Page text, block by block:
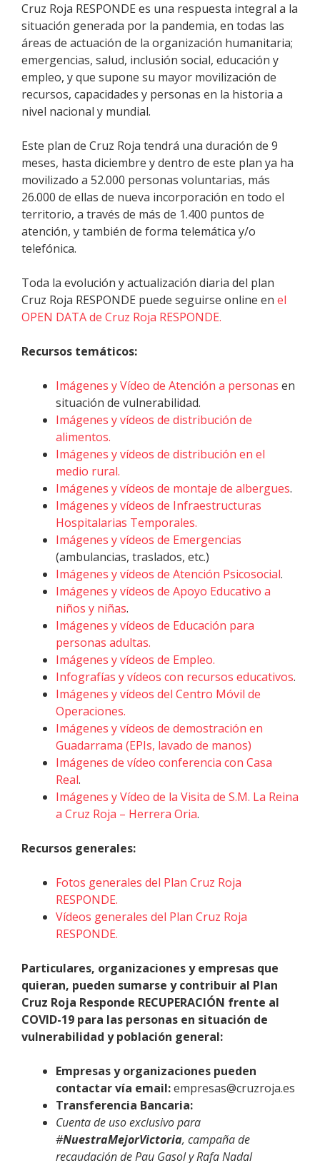
Cruz Roja RESPONDE es una respuesta integral a la
situación generada por la pandemia, en todas las
áreas de actuación de la organización humanitaria;
emergencias, salud, inclusión social, educación y
empleo, y que supone su mayor movilización de
recursos, capacidades y personas en la historia a
nivel nacional y mundial.
Este plan de Cruz Roja tendrá una duración de 9
meses, hasta diciembre y dentro de este plan ya ha
movilizado a 52.000 personas voluntarias, más
26.000 de ellas de nueva incorporación en todo el
territorio, a través de más de 1.400 puntos de
atención, y también de forma telemática y/o
telefónica.
Toda la evolución y actualización diaria del plan
Cruz Roja RESPONDE puede seguirse online en el
OPEN DATA de Cruz Roja RESPONDE.
Recursos temáticos:
Imágenes y Vídeo de Atención a personas en
situación de vulnerabilidad.
Imágenes y vídeos de distribución de
alimentos.
Imágenes y vídeos de distribución en el
medio rural.
Imágenes y vídeos de montaje de albergues.
Imágenes y vídeos de Infraestructuras
Hospitalarias Temporales.
Imágenes y vídeos de Emergencias
(ambulancias, traslados, etc.)
Imágenes y vídeos de Atención Psicosocial.
Imágenes y vídeos de Apoyo Educativo a
niños y niñas.
Imágenes y vídeos de Educación para
personas adultas.
Imágenes y vídeos de Empleo.
Infografías y vídeos con recursos educativos.
Imágenes y vídeos del Centro Móvil de
Operaciones.
Imágenes y vídeos de demostración en
Guadarrama (EPIs, lavado de manos)
Imágenes de vídeo conferencia con Casa
Real.
Imágenes y Vídeo de la Visita de S.M. La Reina
a Cruz Roja – Herrera Oria.
Recursos generales:
Fotos generales del Plan Cruz Roja
RESPONDE.
Vídeos generales del Plan Cruz Roja
RESPONDE.
Particulares, organizaciones y empresas que
quieran, pueden sumarse y contribuir al Plan
Cruz Roja Responde RECUPERACIÓN frente al
COVID-19 para las personas en situación de
vulnerabilidad y población general:
Empresas y organizaciones pueden
contactar vía email:empresas@cruzroja.es
Transferencia Bancaria:
Cuenta de uso exclusivo para
#NuestraMejorVictoria, campaña de
recaudación de Pau Gasol y Rafa Nadal